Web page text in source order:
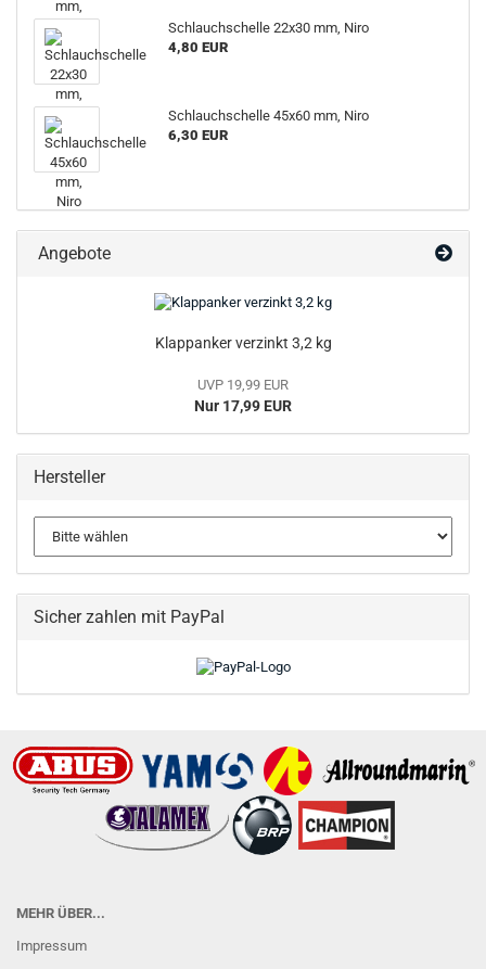
Schlauchschelle 22x30 mm, Niro
4,80 EUR
Schlauchschelle 45x60 mm, Niro
6,30 EUR
Angebote
Klappanker verzinkt 3,2 kg
UVP 19,99 EUR
Nur 17,99 EUR
Hersteller
Sicher zahlen mit PayPal
MEHR ÜBER...
Impressum